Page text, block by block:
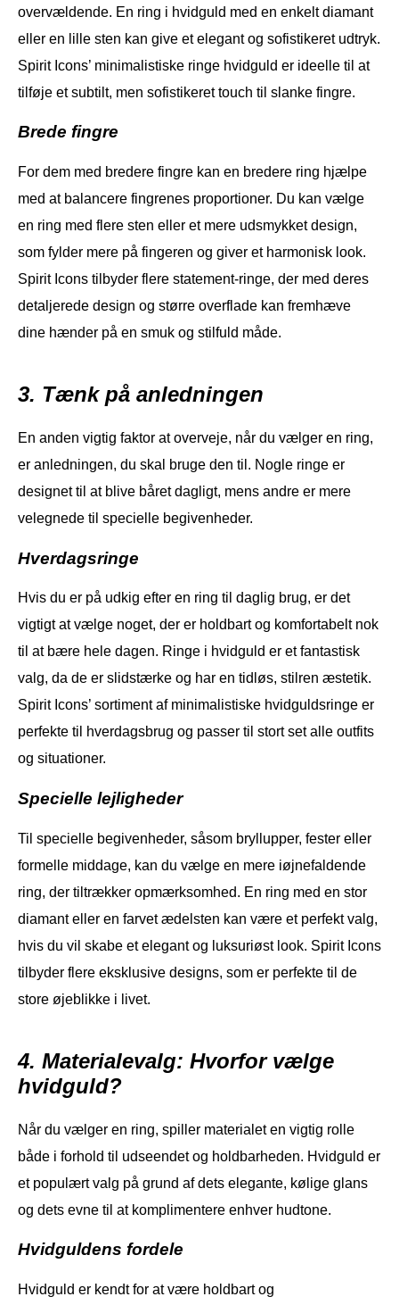
overvældende. En ring i hvidguld med en enkelt diamant
eller en lille sten kan give et elegant og sofistikeret udtryk.
Spirit Icons’ minimalistiske ringe hvidguld er ideelle til at
tilføje et subtilt, men sofistikeret touch til slanke fingre.
Brede fingre
For dem med bredere fingre kan en bredere ring hjælpe
med at balancere fingrenes proportioner. Du kan vælge
en ring med flere sten eller et mere udsmykket design,
som fylder mere på fingeren og giver et harmonisk look.
Spirit Icons tilbyder flere statement-ringe, der med deres
detaljerede design og større overflade kan fremhæve
dine hænder på en smuk og stilfuld måde.
3. Tænk på anledningen
En anden vigtig faktor at overveje, når du vælger en ring,
er anledningen, du skal bruge den til. Nogle ringe er
designet til at blive båret dagligt, mens andre er mere
velegnede til specielle begivenheder.
Hverdagsringe
Hvis du er på udkig efter en ring til daglig brug, er det
vigtigt at vælge noget, der er holdbart og komfortabelt nok
til at bære hele dagen. Ringe i hvidguld er et fantastisk
valg, da de er slidstærke og har en tidløs, stilren æstetik.
Spirit Icons’ sortiment af minimalistiske hvidguldsringe er
perfekte til hverdagsbrug og passer til stort set alle outfits
og situationer.
Specielle lejligheder
Til specielle begivenheder, såsom bryllupper, fester eller
formelle middage, kan du vælge en mere iøjnefaldende
ring, der tiltrækker opmærksomhed. En ring med en stor
diamant eller en farvet ædelsten kan være et perfekt valg,
hvis du vil skabe et elegant og luksuriøst look. Spirit Icons
tilbyder flere eksklusive designs, som er perfekte til de
store øjeblikke i livet.
4. Materialevalg: Hvorfor vælge
hvidguld?
Når du vælger en ring, spiller materialet en vigtig rolle
både i forhold til udseendet og holdbarheden. Hvidguld er
et populært valg på grund af dets elegante, kølige glans
og dets evne til at komplimentere enhver hudtone.
Hvidguldens fordele
Hvidguld er kendt for at være holdbart og